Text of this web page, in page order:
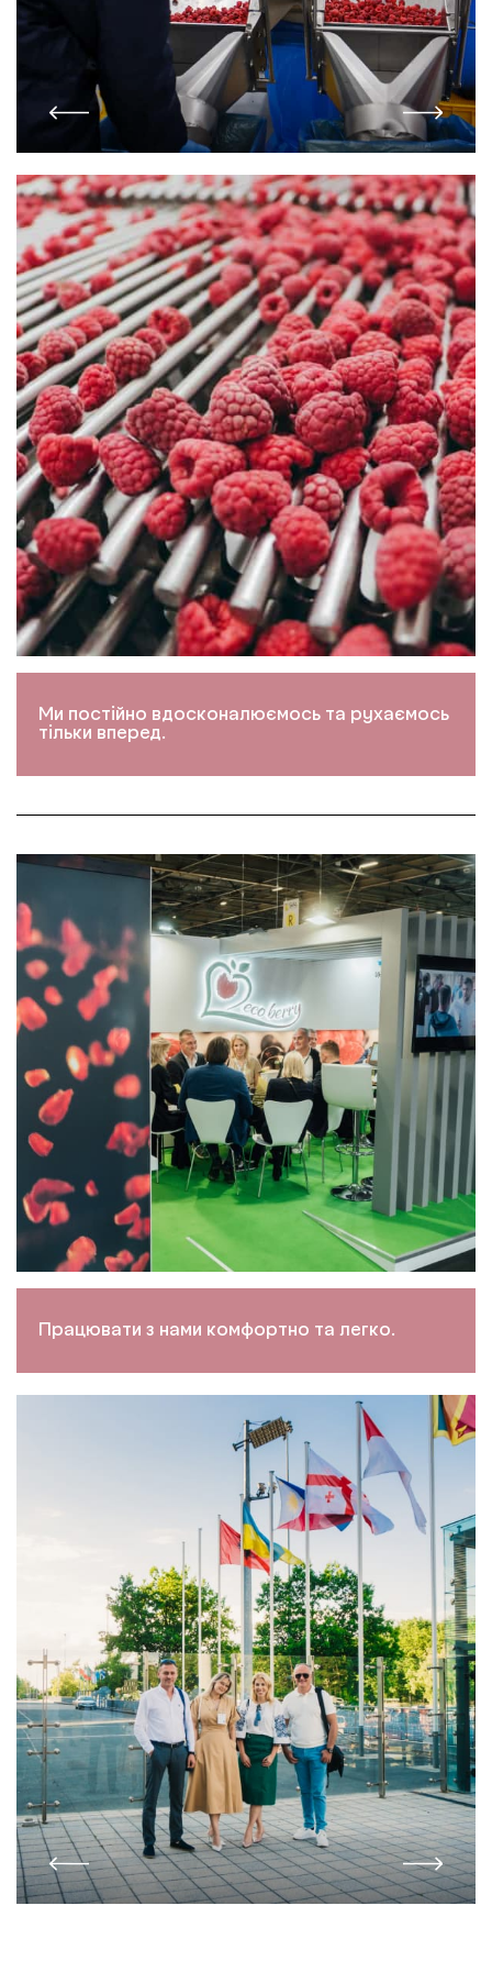
Ми постійно вдосконалюємось та рухаємось
тільки вперед.
Працювати з нами комфортно та легко.